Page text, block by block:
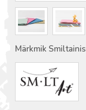
Märkmik Smiltainis